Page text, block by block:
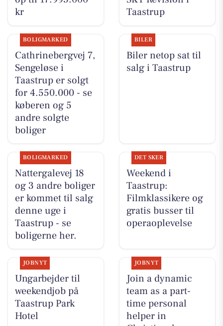
kr
Taastrup
BOLIGMARKED
Cathrinebergvej 7,
Sengeløse i
Taastrup er solgt
for 4.550.000 - se
køberen og 5
andre solgte
boliger
BILER
Biler netop sat til
salg i Taastrup
BOLIGMARKED
Nattergalevej 18
og 3 andre boliger
er kommet til salg
denne uge i
Taastrup - se
boligerne her.
DET SKER
Weekend i
Taastrup:
Filmklassikere og
gratis busser til
operaoplevelse
JOBNYT
Ungarbejder til
weekendjob på
Taastrup Park
Hotel
JOBNYT
Join a dynamic
team as a part-
time personal
helper in